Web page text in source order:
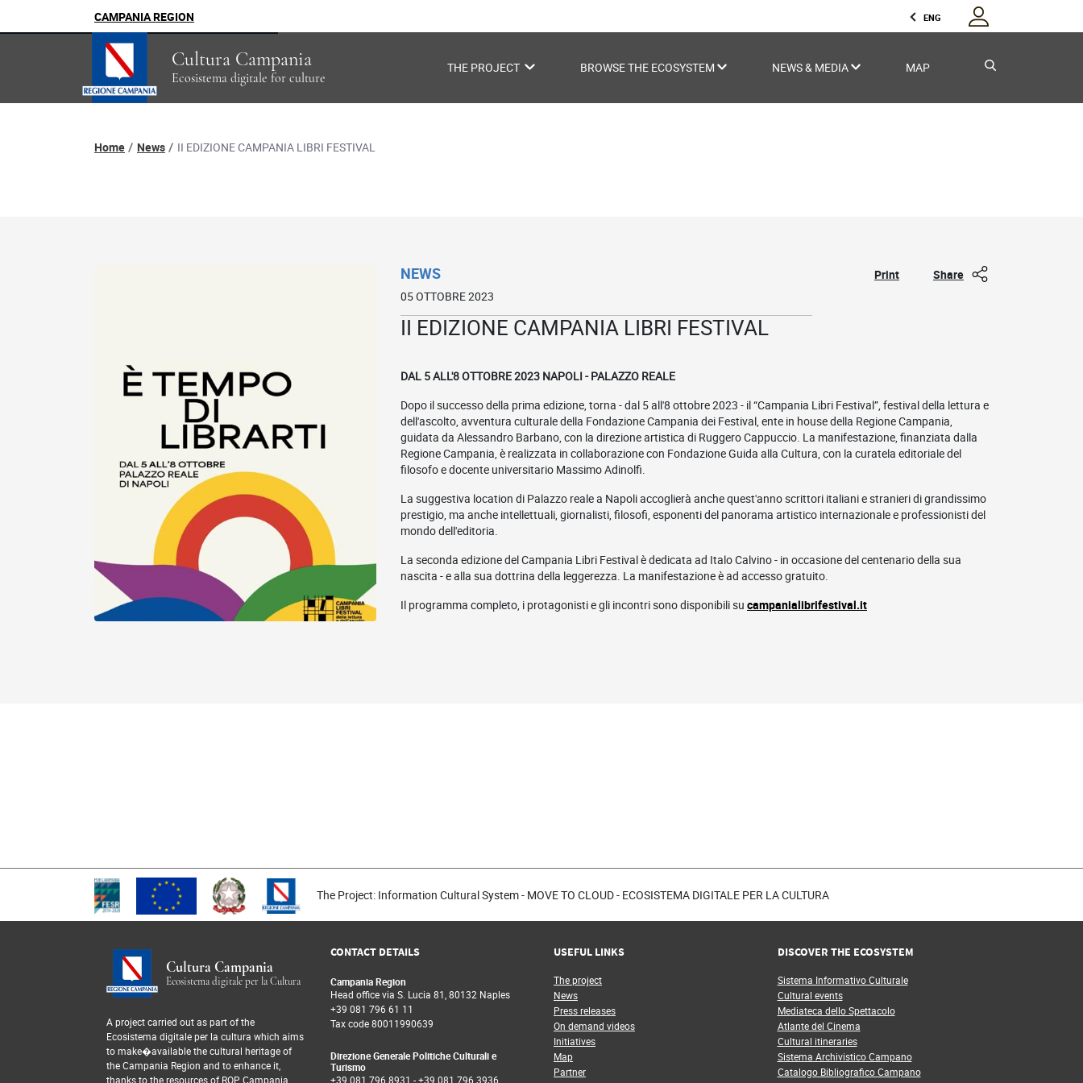
CAMPANIA REGION ENG
Cultura Campania
Ecosistema digitale for culture
THE PROJECT BROWSE THE ECOSYSTEM NEWS & MEDIA MAP
Percorso di navigazione
Home News II EDIZIONE CAMPANIA LIBRI FESTIVAL
NEWS
05 OTTOBRE 2023
Print Share
II EDIZIONE CAMPANIA LIBRI FESTIVAL
DAL 5 ALL'8 OTTOBRE 2023 NAPOLI - PALAZZO REALE
Dopo il successo della prima edizione, torna - dal 5 all'8 ottobre 2023 - il “Campania Libri Festival”, festival della lettura e
dell'ascolto, avventura culturale della Fondazione Campania dei Festival, ente in house della Regione Campania,
guidata da Alessandro Barbano, con la direzione artistica di Ruggero Cappuccio. La manifestazione, finanziata dalla
Regione Campania, è realizzata in collaborazione con Fondazione Guida alla Cultura, con la curatela editoriale del
filosofo e docente universitario Massimo Adinolfi.
La suggestiva location di Palazzo reale a Napoli accoglierà anche quest'anno scrittori italiani e stranieri di grandissimo
prestigio, ma anche intellettuali, giornalisti, filosofi, esponenti del panorama artistico internazionale e professionisti del
mondo dell'editoria.
La seconda edizione del Campania Libri Festival è dedicata ad Italo Calvino - in occasione del centenario della sua
nascita - e alla sua dottrina della leggerezza. La manifestazione è ad accesso gratuito.
Il programma completo, i protagonisti e gli incontri sono disponibili su campanialibrifestival.it
The Project: Information Cultural System - MOVE TO CLOUD - ECOSISTEMA DIGITALE PER LA CULTURA
Cultura Campania
Ecosistema digitale per la Cultura
A project carried out as part of the
Ecosistema digitale per la cultura which aims
to make�available the cultural heritage of
the Campania Region and to enhance it,
thanks to the resources of ROP Campania
CONTACT DETAILS
Campania Region
Head office via S. Lucia 81, 80132 Naples
+39 081 796 61 11
Tax code 80011990639
Direzione Generale Politiche Culturali e
Turismo
+39 081 796 8931 -+39 081 796 3936
USEFUL LINKS
The project
News
Press releases
On demand videos
Initiatives
Map
Partner
DISCOVER THE ECOSYSTEM
Sistema Informativo Culturale
Cultural events
Mediateca dello Spettacolo
Atlante del Cinema
Cultural itineraries
Sistema Archivistico Campano
Catalogo Bibliografico Campano